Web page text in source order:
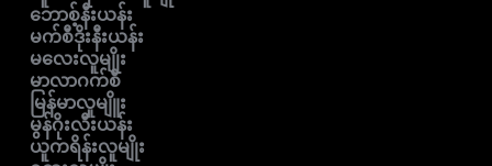
ဘောစ့်နီးယန်း
မက်စီဒိုးနီးယန်း
မလေးလူမျိုး
မာလာဂက်စီ
မြန်မာလူမျိူး
မွန်ဂိုးလီးယန်း
ယူကရိန်းလူမျိုး